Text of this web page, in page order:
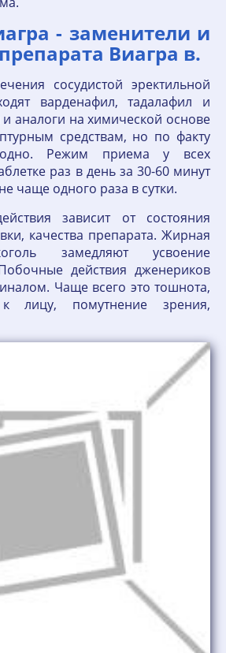
- заменители и
Виагра в.
сосудистой эректильной
варденафил, тадалафил и
аналоги на химической основе
средствам, но по факту
Режим приема у всех
раз в день за 30-60 минут
чаще одного раза в сутки.
зависит от состояния
качества препарата. Жирная
замедляют усвоение
действия дженериков
Чаще всего это тошнота,
лицу, помутнение зрения,